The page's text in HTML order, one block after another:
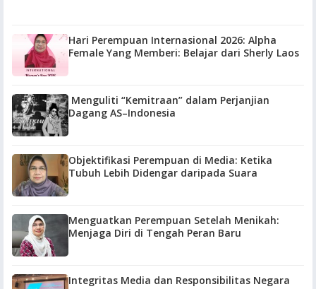
Hari Perempuan Internasional 2026: Alpha
Female Yang Memberi: Belajar dari Sherly Laos
Menguliti “Kemitraan” dalam Perjanjian
Dagang AS–Indonesia
Objektifikasi Perempuan di Media: Ketika
Tubuh Lebih Didengar daripada Suara
Menguatkan Perempuan Setelah Menikah:
Menjaga Diri di Tengah Peran Baru
Integritas Media dan Responsibilitas Negara